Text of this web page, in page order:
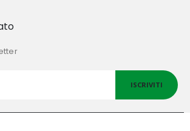
ISCRIVITI